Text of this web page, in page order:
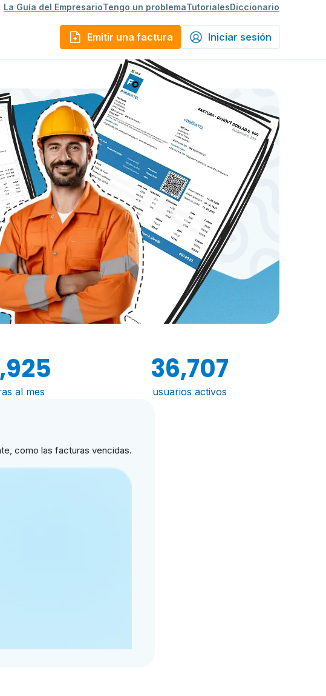
La Guía del EmpresarioTengo un problemaTutorialesDiccionario
Emitir una factura Iniciar sesión
al mes
36,707
usuarios activos
como las facturas vencidas.